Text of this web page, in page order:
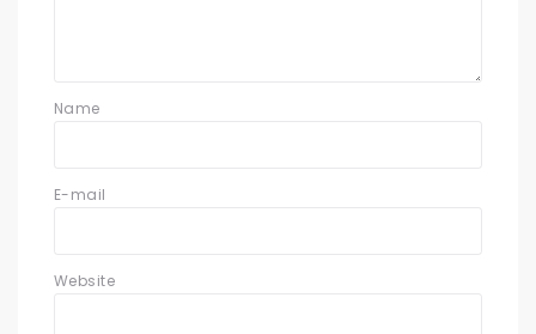
Name
E-mail
Website